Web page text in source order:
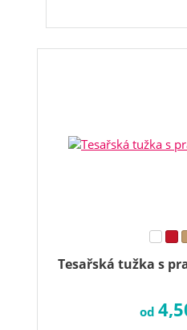
Tesařská tužka s
od